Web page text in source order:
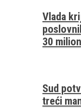
Vlada
30
Sud
treći